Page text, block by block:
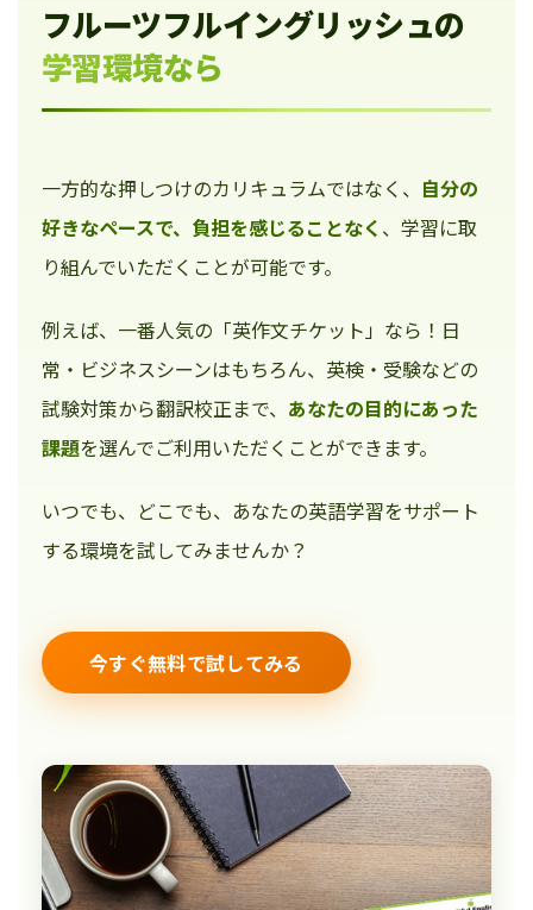
フルーツフルイングリッシュの
学習環境なら
一方的な押しつけのカリキュラムではなく、 自分の
好きなペースで、負担を感じることなく 、学習に取
り組んでいただくことが可能です。
例えば、一番人気の「英作文チケット」なら！日
常・ビジネスシーンはもちろん、英検・受験などの
試験対策から翻訳校正まで、 あなたの目的にあった
課題を選んでご利用いただくことができます。
いつでも、どこでも、あなたの英語学習をサポート
する環境を試してみませんか？
今すぐ無料で試してみる